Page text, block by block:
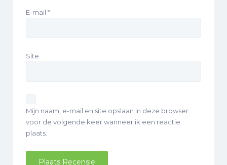
E-mail *
Site
Mijn naam, e-mail en site opslaan in deze browser
voor de volgende keer wanneer ik een reactie
plaats.